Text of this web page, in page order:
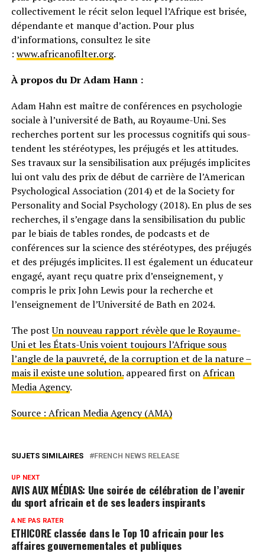
collectivement le récit selon lequel l’Afrique est brisée,
dépendante et manque d’action. Pour plus
d’informations, consultez le site
: www.africanofilter.org.
À propos du Dr Adam Hann :
Adam Hahn est maître de conférences en psychologie
sociale à l’université de Bath, au Royaume-Uni. Ses
recherches portent sur les processus cognitifs qui sous-
tendent les stéréotypes, les préjugés et les attitudes.
Ses travaux sur la sensibilisation aux préjugés implicites
lui ont valu des prix de début de carrière de l’American
Psychological Association (2014) et de la Society for
Personality and Social Psychology (2018). En plus de ses
recherches, il s’engage dans la sensibilisation du public
par le biais de tables rondes, de podcasts et de
conférences sur la science des stéréotypes, des préjugés
et des préjugés implicites. Il est également un éducateur
engagé, ayant reçu quatre prix d’enseignement, y
compris le prix John Lewis pour la recherche et
l’enseignement de l’Université de Bath en 2024.
The postUn nouveau rapport révèle que le Royaume-
Uni et les États-Unis voient toujours l’Afrique sous
l’angle de la pauvreté, de la corruption et de la nature –
mais il existe une solution.appeared first onAfrican
Media Agency.
Source : African Media Agency (AMA)
SUJETS SIMILAIRES FRENCH NEWS RELEASE
UP NEXT
AVIS AUX MÉDIAS: Une soirée de célébration de l’avenir
du sport africain et de ses leaders inspirants
A NE PAS RATER
ETHICORE classée dans le Top 10 africain pour les
affaires gouvernementales et publiques